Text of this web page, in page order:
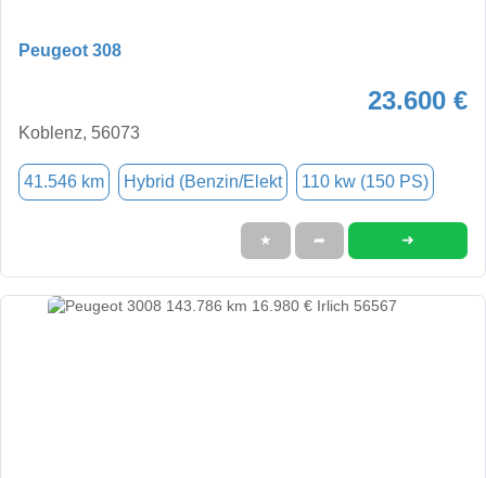
Peugeot 308
23.600 €
Koblenz, 56073
41.546 km Hybrid (Benzin/Elekt 110 kw (150 PS)
★ ➦ ➜